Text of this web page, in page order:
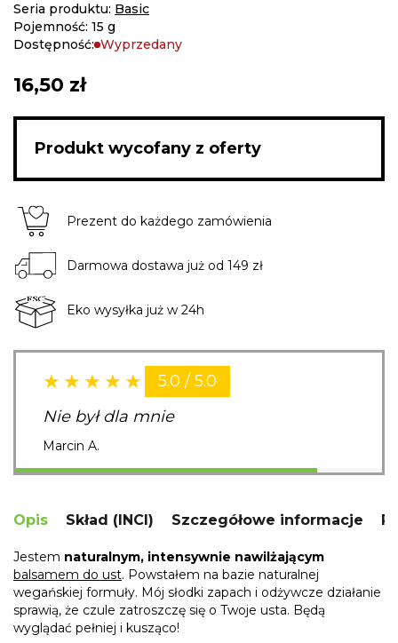
Seria produktu: Basic
Pojemność: 15 g
Dostępność: Wyprzedany
16,50 zł
Produkt wycofany z oferty
Prezent do każdego zamówienia
Darmowa dostawa już od 149 zł
Eko wysyłka już w 24h
5.0 / 5.0
Nie był dla mnie
Marcin A.
Opis Skład (INCI) Szczegółowe informacje
Jestem naturalnym, intensywnie nawilżającym
balsamem do ust. Powstałem na bazie naturalnej
wegańskiej formuły. Mój słodki zapach i odżywcze działanie
sprawią, że czule zatroszczę się o Twoje usta. Będą
wyglądać pełniej i kusząco!